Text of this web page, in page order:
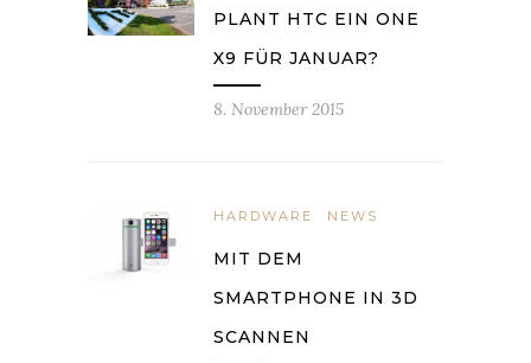
PLANT HTC EIN ONE
X9 FÜR JANUAR?
8. November 2015
HARDWARE NEWS
MIT DEM
SMARTPHONE IN 3D
SCANNEN